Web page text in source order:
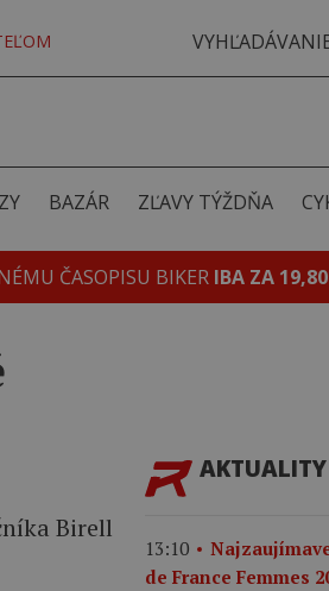
BAZÁR ZĽAVY TÝŽDŇA
ČASOPISU BIKER IBA ZA
Birell
AKTUALITY
13:10
de France Femmes